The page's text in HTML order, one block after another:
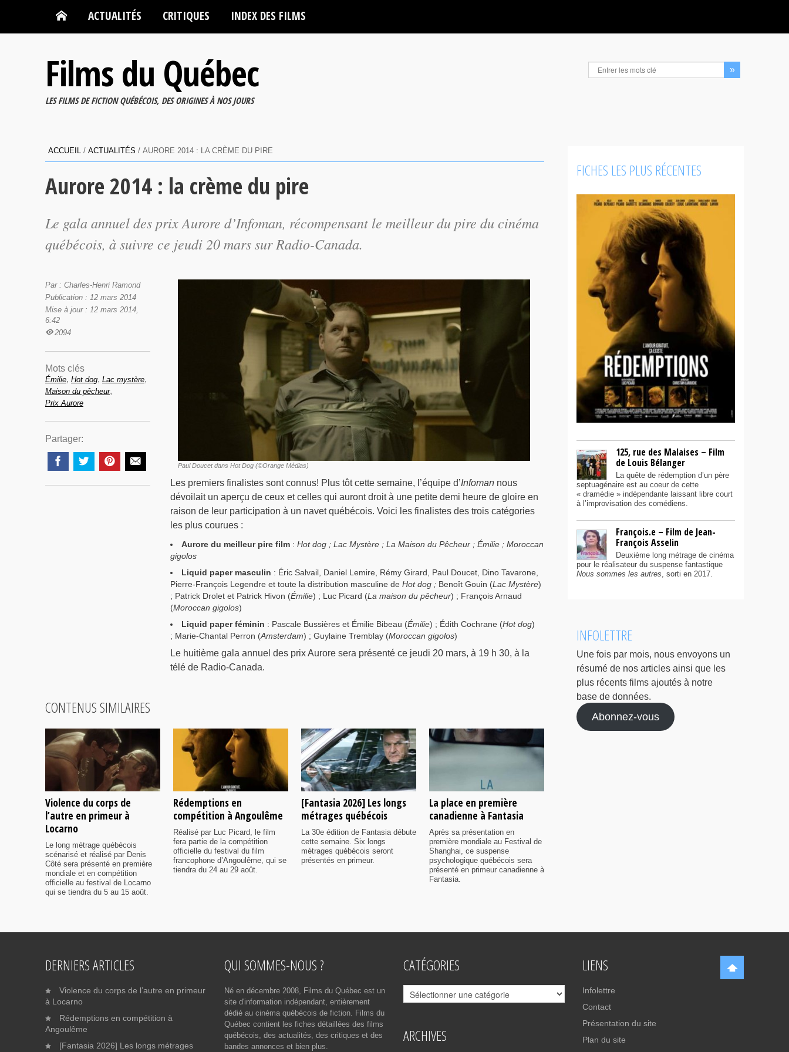
ACTUALITÉS CRITIQUES INDEX DES FILMS
Films du Québec
LES FILMS DE FICTION QUÉBÉCOIS, DES ORIGINES À NOS JOURS
ACCUEIL / ACTUALITÉS / AURORE 2014 : LA CRÈME DU PIRE
Aurore 2014 : la crème du pire
Le gala annuel des prix Aurore d’Infoman, récompensant le meilleur du pire du cinéma
québécois, à suivre ce jeudi 20 mars sur Radio-Canada.
Paul Doucet dans Hot Dog (©Orange Médias)
Les premiers finalistes sont connus! Plus tôt cette semaine, l’équipe d’Infomannous
dévoilait un aperçu de ceux et celles qui auront droit à une petite demi heure de gloire en
raison de leur participation à un navet québécois. Voici les finalistes des trois catégories
les plus courues :
Aurore du meilleur pire film: Hot dog ; Lac Mystère ; La Maison du Pêcheur ; Émilie ; Moroccan
gigolos
Liquid paper masculin : Éric Salvail, Daniel Lemire, Rémy Girard, Paul Doucet, Dino Tavarone,
Pierre-François Legendre et toute la distribution masculine de Hot dog ; Benoît Gouin (Lac Mystère)
; Patrick Drolet et Patrick Hivon (Émilie) ; Luc Picard (La maison du pêcheur) ; François Arnaud
(Moroccan gigolos)
Liquid paper féminin : Pascale Bussières et Émilie Bibeau (Émilie) ; Édith Cochrane (Hot dog)
; Marie-Chantal Perron (Amsterdam) ; Guylaine Tremblay (Moroccan gigolos)
Le huitième gala annuel des prix Aurore sera présenté ce jeudi 20 mars, à 19 h 30, à la
télé de Radio-Canada.
Par : Charles-Henri Ramond
Publication : 12 mars 2014
Mise à jour : 12 mars 2014,
6:42
2094
Mots clés
Émilie, Hot dog, Lac mystère,
Maison du pêcheur,
Prix Aurore
Partager:
CONTENUS SIMILAIRES
Violence du corps de
l’autre en primeur à
Locarno
Le long métrage québécois
scénarisé et réalisé par Denis
Côté sera présenté en première
mondiale et en compétition
officielle au festival de Locarno
qui se tiendra du 5 au 15 août.
Rédemptions en
compétition à Angoulême
Réalisé par Luc Picard, le film
fera partie de la compétition
officielle du festival du film
francophone d’Angoulême, qui se
tiendra du 24 au 29 août.
[Fantasia 2026] Les longs
métrages québécois
La 30e édition de Fantasia débute
cette semaine. Six longs
métrages québécois seront
présentés en primeur.
La place en première
canadienne à Fantasia
Après sa présentation en
première mondiale au Festival de
Shanghai, ce suspense
psychologique québécois sera
présenté en primeur canadienne à
Fantasia.
FICHES LES PLUS RÉCENTES
125, rue des Malaises – Film
de Louis Bélanger
La quête de rédemption d’un père
septuagénaire est au coeur de cette
« dramédie » indépendante laissant libre court
à l’improvisation des comédiens.
François.e – Film de Jean-
François Asselin
Deuxième long métrage de cinéma
pour le réalisateur du suspense fantastique
Nous sommes les autres, sorti en 2017.
INFOLETTRE
Une fois par mois, nous envoyons un
résumé de nos articles ainsi que les
plus récents films ajoutés à notre
base de données.
Abonnez-vous
DERNIERS ARTICLES
Violence du corps de l’autre en primeur
à Locarno
Rédemptions en compétition à
Angoulême
[Fantasia 2026] Les longs métrages
QUI SOMMES-NOUS ?
Né en décembre 2008, Films du Québec est un
site d'information indépendant, entièrement
dédié au cinéma québécois de fiction. Films du
Québec contient les fiches détaillées des films
québécois, des actualités, des critiques et des
bandes annonces et bien plus.
CATÉGORIES
Catégories
ARCHIVES
LIENS
Infolettre
Contact
Présentation du site
Plan du site